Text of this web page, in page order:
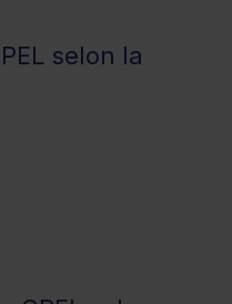
selon la